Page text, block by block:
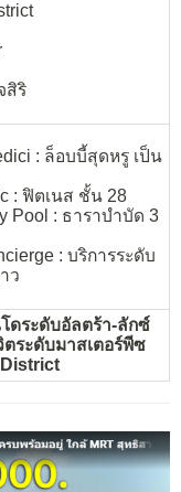
สิริ
: ล็อบบี้สุดหรู เป็น
: ฟิตเนส ชั้น 28
Pool : ธาราบำบัด 3
: บริการระดับ
ว
โดระดับอัลตร้า-ลักซ์
ระดับมาสเตอร์พีซ